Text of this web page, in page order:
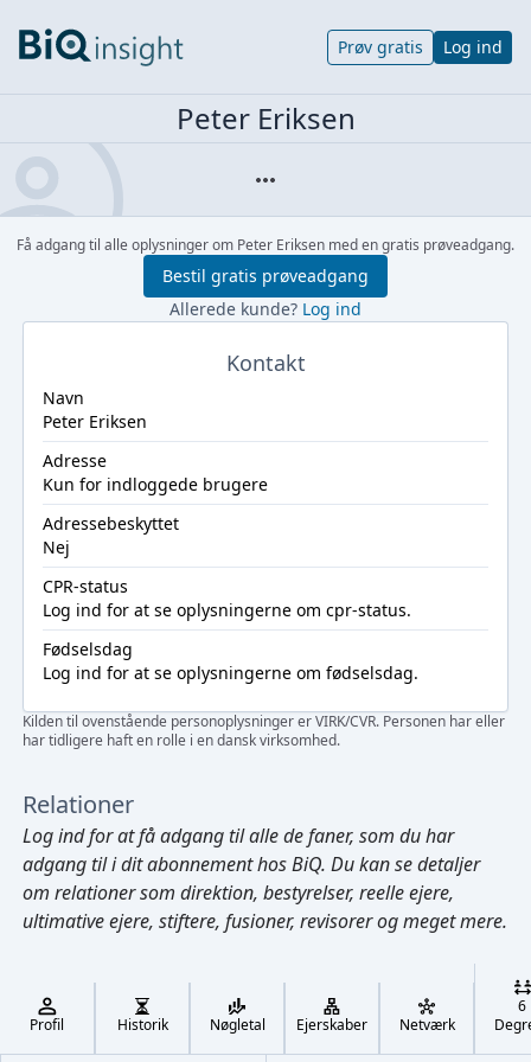
Cmd/Ctrl + K
Prøv gratis Log ind
Peter Eriksen
Få adgang til alle oplysninger om Peter Eriksen med en gratis prøveadgang.
Bestil gratis prøveadgang
Allerede kunde? Log ind
Kontakt
Navn
Peter Eriksen
Adresse
Kun for indloggede brugere
Adressebeskyttet
Nej
CPR-status
Log ind for at se oplysningerne om cpr-status.
Fødselsdag
Log ind for at se oplysningerne om fødselsdag.
Kilden til ovenstående personoplysninger er VIRK/CVR. Personen har eller
har tidligere haft en rolle i en dansk virksomhed.
Relationer
Log indfor at få adgang til alle de faner, som du har
adgang til i dit abonnement hos BiQ. Du kan se detaljer
om relationer som direktion, bestyrelser, reelle ejere,
ultimative ejere, stiftere, fusioner, revisorer og meget mere.
Profil Historik Nøgletal Ejerskaber Netværk
6